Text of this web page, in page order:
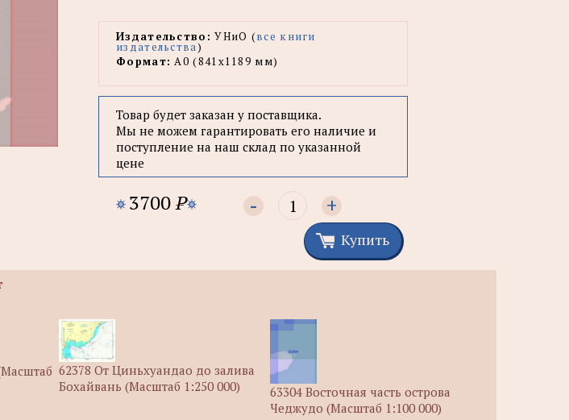
Издательство: УНиО (все книги
издательства)
Формат: А0 (841x1189 мм)
Товар будет заказан у поставщика.
Мы не можем гарантировать его наличие и
поступление на наш склад по указанной
цене
3700P - +
Купить
62378 От Циньхуандао до залива
Бохайвань (Масштаб 1:250 000)
63304 Восточная часть острова
Чеджудо (Масштаб 1:100 000)